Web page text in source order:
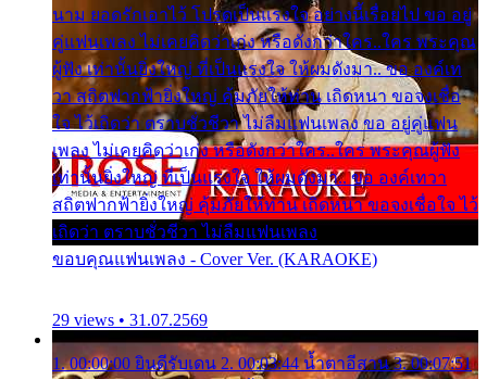
นาม ยอดรักเอาไว้ โปรดเป็นแรงใจ อย่างนี้เรื่อยไป ขอ อยู่
คู่แฟนเพลง ไม่เคยคิดว่าเก่ง หรือดังกว่าใคร..ใคร พระคุณ
ผู้ฟัง เท่านั้นยิ่งใหญ่ ที่เป็นแรงใจ ให้ผมดังมา.. ขอ องค์เท
วา สถิตฟากฟ้ายิ่งใหญ่ คุ้มภัยให้ท่าน เถิดหนา ขอจงเชื่อ
ใจ ไว้เถิดว่า ตราบชั่วชีวา ไม่ลืมแฟนเพลง ขอ อยู่คู่แฟน
เพลง ไม่เคยคิดว่าเก่ง หรือดังกว่าใคร..ใคร พระคุณผู้ฟัง
เท่านั้นยิ่งใหญ่ ที่เป็นแรงใจ ให้ผมดังมา.. ขอ องค์เทวา
สถิตฟากฟ้ายิ่งใหญ่ คุ้มภัยให้ท่าน เถิดหนา ขอจงเชื่อใจ ไว้
เถิดว่า ตราบชั่วชีวา ไม่ลืมแฟนเพลง
ขอบคุณแฟนเพลง - Cover Ver. (KARAOKE)
29 views • 31.07.2569
1. 00:00:00 ยินดีรับเดน 2. 00:03:44 น้ำตาอีสาน 3. 00:07:51